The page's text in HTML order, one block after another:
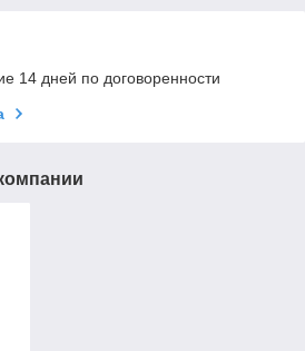
14 дней по договоренности